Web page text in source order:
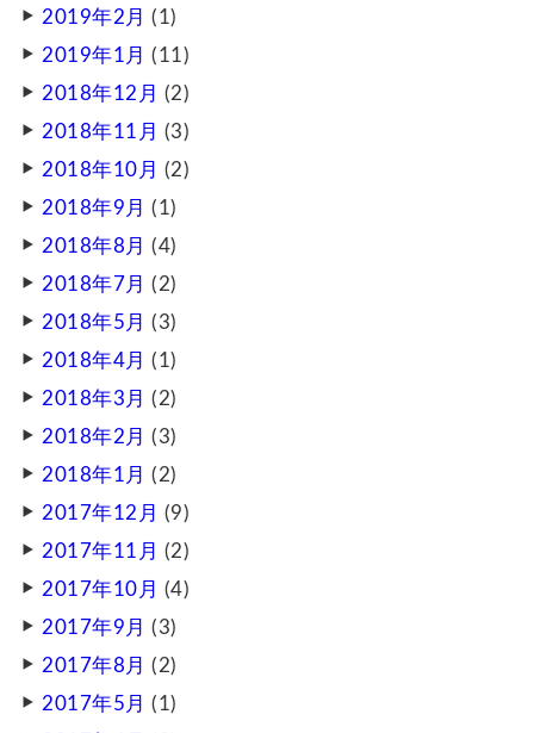
2019年2月 (1)
2019年1月 (11)
2018年12月 (2)
2018年11月 (3)
2018年10月 (2)
2018年9月 (1)
2018年8月 (4)
2018年7月 (2)
2018年5月 (3)
2018年4月 (1)
2018年3月 (2)
2018年2月 (3)
2018年1月 (2)
2017年12月 (9)
2017年11月 (2)
2017年10月 (4)
2017年9月 (3)
2017年8月 (2)
2017年5月 (1)